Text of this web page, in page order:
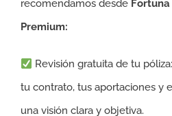
recomendamos desde Fortuna
Premium:
Revisión gratuita de tu
tu contrato, tus aportaciones y
una visión clara y objetiva.